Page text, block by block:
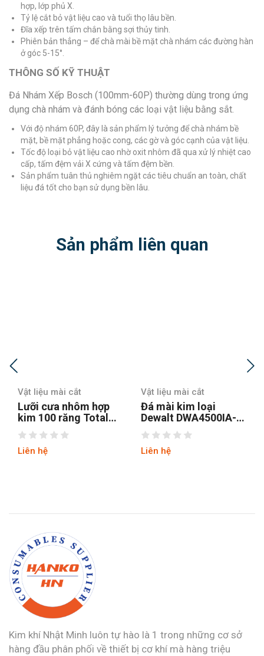
hợp, lớp phủ X.
Tỷ lệ cắt bỏ vật liệu cao và tuổi thọ lâu bền.
Đĩa xếp trên tấm chắn bằng sợi thủy tinh.
Phiên bản thẳng – để chà mài bề mặt chà nhám các đường hàn
ở góc 5-15°.
THÔNG SỐ KỸ THUẬT
Đá Nhám Xếp Bosch (100mm-60P) thường dùng trong ứng
dụng chà nhám và đánh bóng các loại vật liệu bằng sắt.
Với độ nhám 60P, đây là sản phẩm lý tưởng để chà nhám bề
mặt, bề mặt phẳng hoặc cong, các gờ và góc cạnh của vật liệu.
Tốc độ loại bỏ vật liệu cao nhờ oxit nhôm đã qua xử lý nhiệt cao
cấp, tấm đệm vải X cứng và tấm đệm bền.
Sản phẩm tuân thủ nghiêm ngặt các tiêu chuẩn an toàn, chất
liệu đá tốt cho bạn sử dụng bền lâu.
Sản phẩm liên quan
Vật liệu mài cắt
Đá mài kim loại
Dewalt DWA4500IA-
B1 100x6x16mm
Liên hệ
Vật liệu mài cắt
Đá mài Makita D-
28341 125 x 22,23
mm
Liên hệ
Kim khí Nhật Minh luôn tự hào là 1 trong những cơ sở
hàng đầu phân phối về thiết bị cơ khí mà hàng triệu